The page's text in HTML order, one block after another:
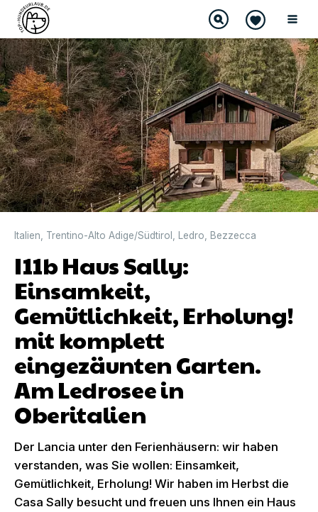
Italien Trentino-Alto Adige/Südtirol Ledro Bezzecca
I11b Haus Sally:
Einsamkeit,
Gemütlichkeit, Erholung!
mit komplett
eingezäunten Garten.
Am Ledrosee in
Oberitalien
Der Lancia unter den Ferienhäusern: wir haben
verstanden, was Sie wollen: Einsamkeit,
Gemütlichkeit, Erholung! Wir haben im Herbst die
Casa Sally besucht und freuen uns Ihnen ein Haus